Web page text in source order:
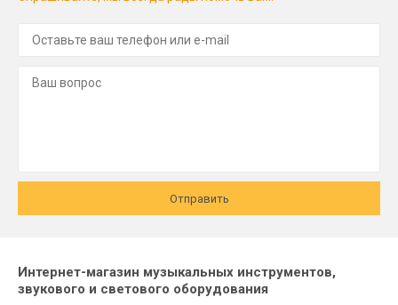
Отправить
Интернет-магазин музыкальных инструментов,
звукового и светового оборудования